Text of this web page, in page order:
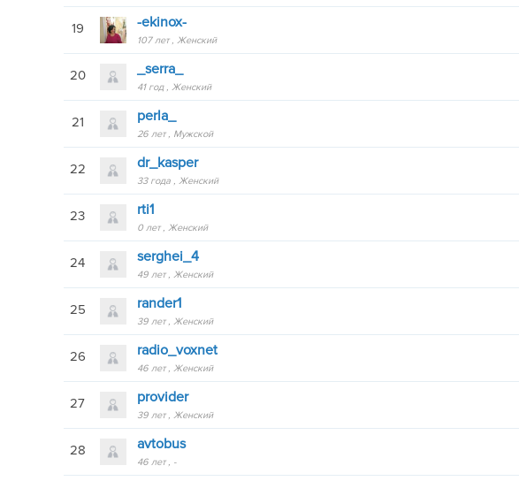
19 -ekinox-
107 лет Женский
20 _serra_
41 год Женский
21 perla_
26 лет Мужской
22 dr_kasper
33 года Женский
23 rti1
0 лет Женский
24 serghei_4
49 лет Женский
25 rander1
39 лет Женский
26 radio_voxnet
46 лет Женский
27 provider
39 лет Женский
28 avtobus
46 лет -